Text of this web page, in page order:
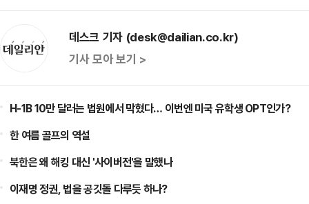
데스크 기자 (desk@dailian.co.kr)
기사 모아 보기 >
H-1B 10만 달러는 법원에서 막혔다… 이번엔 미국 유학생 OPT인가?
한 여름 골프의 역설
북한은 왜 해킹 대신 '사이버전'을 말했나
이재명 정권, 법을 공깃돌 다루듯 하나?